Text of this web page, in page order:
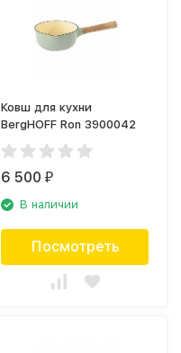
Ковш для кухни
BergHOFF Ron 3900042
6 500₽
В наличии
Посмотреть